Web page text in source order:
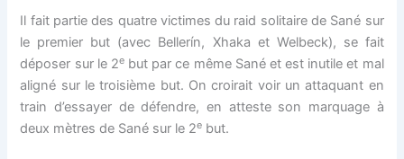
Il fait partie des quatre victimes du raid solitaire de Sané sur
le premier but (avec Bellerín, Xhaka et Welbeck), se fait
déposer sur le 2ebut par ce même Sané et est inutile et mal
aligné sur le troisième but. On croirait voir un attaquant en
train d’essayer de défendre, en atteste son marquage à
deux mètres de Sané sur le 2e but.